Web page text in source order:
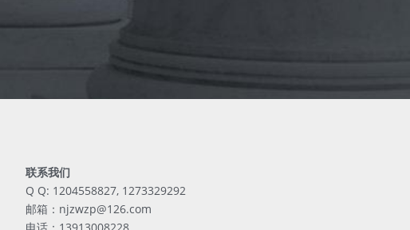
联系我们
Q Q: 1204558827, 1273329292
邮箱：njzwzp@126.com